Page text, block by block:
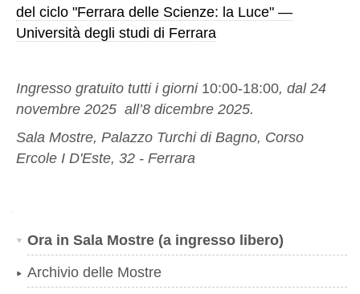
del ciclo "Ferrara delle Scienze: la Luce" —
Università degli studi di Ferrara
Ingresso gratuito tutti i giorni 10:00-18:00, dal 24
novembre 2025 all’8 dicembre 2025.
Sala Mostre, Palazzo Turchi di Bagno, Corso
Ercole I D'Este, 32 - Ferrara
Ora in Sala Mostre (a ingresso libero)
Archivio delle Mostre